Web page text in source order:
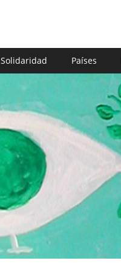
Solidaridad Países